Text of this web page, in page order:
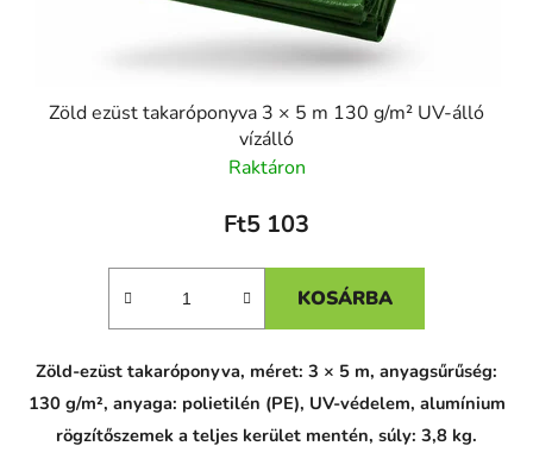
Zöld ezüst takaróponyva 3 × 5 m 130 g/m² UV-álló
vízálló
Raktáron
Ft5 103
KOSÁRBA
Zöld-ezüst takaróponyva, méret: 3 × 5 m, anyagsűrűség:
130 g/m², anyaga: polietilén (PE), UV-védelem, alumínium
rögzítőszemek a teljes kerület mentén, súly: 3,8 kg.